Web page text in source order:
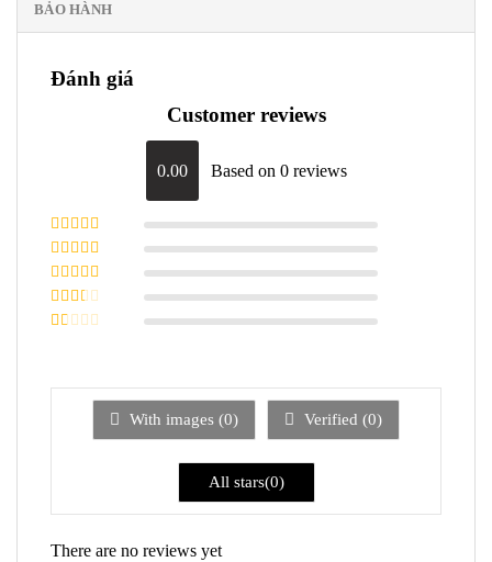
BẢO HÀNH
Đánh giá
Customer reviews
0.00 Based on 0 reviews
Được xếp
hạng55 sao
Được xếp
hạng45
sao
Được
xếp
hạng3
Được
1
With images (0) Verified (0)
All stars(0)
There are no reviews yet